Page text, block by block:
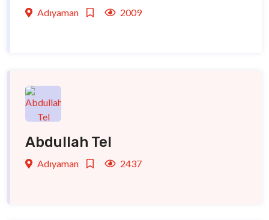
Adıyaman 2009
Abdullah Tel
Adıyaman 2437